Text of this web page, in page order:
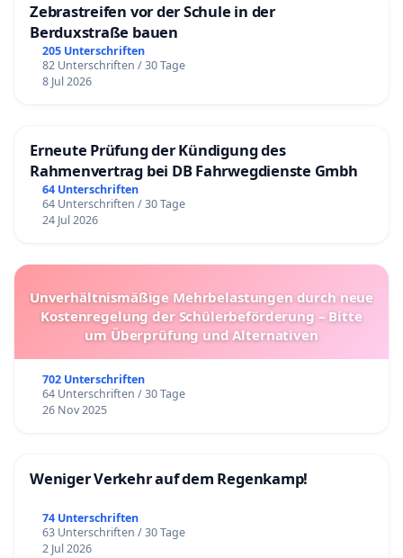
Zebrastreifen vor der Schule in der
Berduxstraße bauen
205 Unterschriften
82 Unterschriften / 30 Tage
8 Jul 2026
Erneute Prüfung der Kündigung des
Rahmenvertrag bei DB Fahrwegdienste Gmbh
64 Unterschriften
64 Unterschriften / 30 Tage
24 Jul 2026
Unverhältnismäßige Mehrbelastungen durch neue
Kostenregelung der Schülerbeförderung – Bitte
um Überprüfung und Alternativen
702 Unterschriften
64 Unterschriften / 30 Tage
26 Nov 2025
Weniger Verkehr auf dem Regenkamp!
74 Unterschriften
63 Unterschriften / 30 Tage
2 Jul 2026